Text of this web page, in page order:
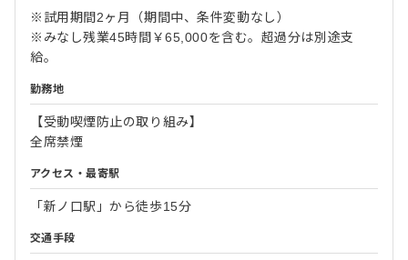
※試用期間2ヶ月（期間中、条件変動なし）
※みなし残業45時間￥65,000を含む。超過分は別途支
給。
勤務地
【受動喫煙防止の取り組み】
全席禁煙
アクセス・最寄駅
「新ノ口駅」から徒歩15分
交通手段